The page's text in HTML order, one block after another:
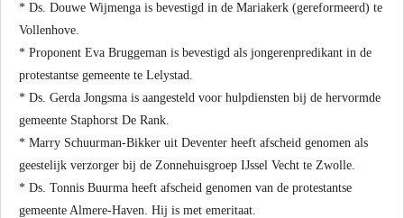
* Ds. Douwe Wijmenga is bevestigd in de Mariakerk (gereformeerd) te
Vollenhove.
* Proponent Eva Bruggeman is bevestigd als jongerenpredikant in de
protestantse gemeente te Lelystad.
* Ds. Gerda Jongsma is aangesteld voor hulpdiensten bij de hervormde
gemeente Staphorst De Rank.
* Marry Schuurman-Bikker uit Deventer heeft afscheid genomen als
geestelijk verzorger bij de Zonnehuisgroep IJssel Vecht te Zwolle.
* Ds. Tonnis Buurma heeft afscheid genomen van de protestantse
gemeente Almere-Haven. Hij is met emeritaat.